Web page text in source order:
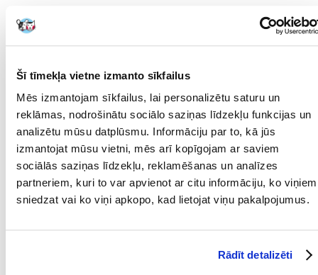
Šī tīmekļa vietne izmanto sīkfailus
Mēs izmantojam sīkfailus, lai personalizētu saturu un
reklāmas, nodrošinātu sociālo saziņas līdzekļu funkcijas un
analizētu mūsu datplūsmu. Informāciju par to, kā jūs
izmantojat mūsu vietni, mēs arī kopīgojam ar saviem
sociālās saziņas līdzekļu, reklamēšanas un analīzes
partneriem, kuri to var apvienot ar citu informāciju, ko viņiem
sniedzat vai ko viņi apkopo, kad lietojat viņu pakalpojumus.
Rādīt detalizēti
Ieguvumi:
- Instinktīvi izvēlēts
- Optimāla ķermeņa svara uzturēšana
SASTĀVS:
Gaļa un dzīvnieku izcelsmes produkti, zivis un zivju
atvasinājumi, graudaugi, augu izcelsmes olbaltumvielu
ekstrakti, augu izcelsmes produkti, minerālsāļi, cukurs.
Parametri
IEPAKOJUMA SVARS
(KG):
1.02
PRODUCENT: ROYAL CANIN